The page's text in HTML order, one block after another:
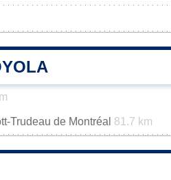
Trudeau de Montréal 81.7 km